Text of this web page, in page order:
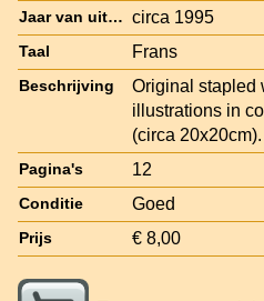
Jaar van uitgave circa 1995
Taal Frans
Beschrijving
Original stapled
illustrations in
(circa 20x20cm).
Pagina's 12
Conditie Goed
Prijs € 8,00